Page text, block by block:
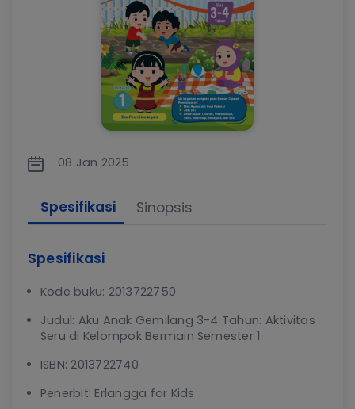
08 Jan 2025
Spesifikasi Sinopsis
Spesifikasi
Kode buku: 2013722750
Judul: Aku Anak Gemilang 3-4 Tahun: Aktivitas
Seru di Kelompok Bermain Semester 1
ISBN: 2013722740
Penerbit: Erlangga for Kids